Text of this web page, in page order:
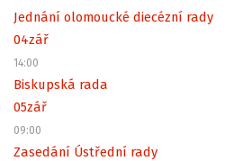
Jednání olomoucké diecézní rady
04zář
14:00
Biskupská rada
05zář
09:00
Zasedání Ústřední rady